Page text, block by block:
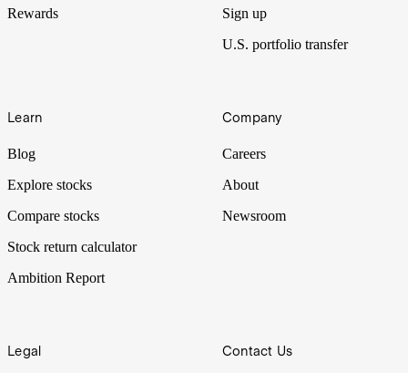
Rewards
Sign up
U.S. portfolio transfer
Learn
Blog
Explore stocks
Compare stocks
Stock return calculator
Ambition Report
Company
Careers
About
Newsroom
Legal Contact Us